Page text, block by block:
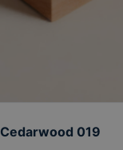
Cedarwood 019